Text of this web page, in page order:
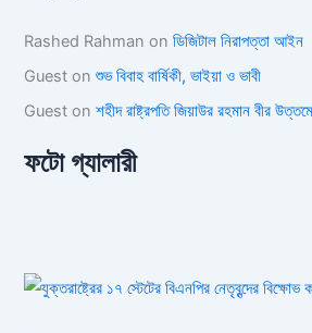
Rashed Rahman onডিজিটাল নিরাপত্তা আইন
Guest onশুভ বিবাহ বার্ষিকী, ভাইয়া ও ভাবী
Guest onশহীদ রাষ্ট্রপতি জিয়াউর রহমান বীর
ফটো গ্যালারী